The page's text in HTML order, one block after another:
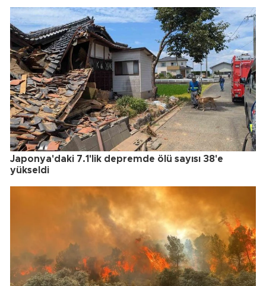
Japonya'daki 7.1'lik depremde ölü sayısı 38'e
yükseldi